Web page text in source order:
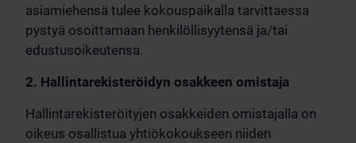
asiamiehensä tulee kokouspaikalla tarvittaessa
pystyä osoittamaan henkilöllisyytensä ja/tai
edustusoikeutensa.
2. Hallintarekisteröidyn osakkeen omistaja
Hallintarekisteröityjen osakkeiden omistajalla on
oikeus osallistua yhtiökokoukseen niiden